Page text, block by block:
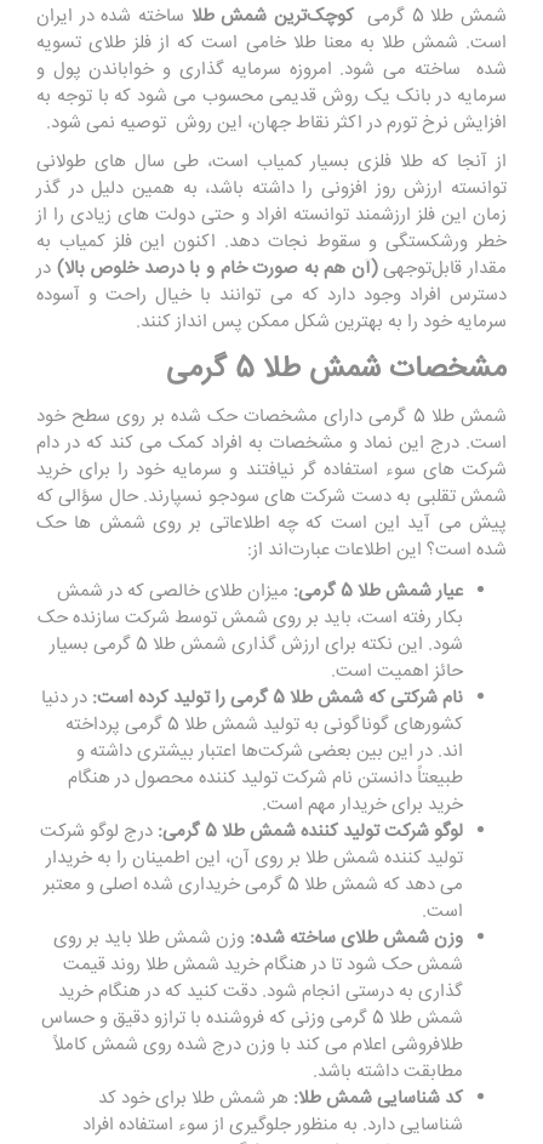
شمش طلا 5 گرمی کوچک‌ترین شمش طلا ساخته شده در ایران
است. شمش طلا به معنا طلا خامی است که از فلز طلای تسویه
شده ساخته می ‌شود. امروزه سرمایه‌ گذاری و خواباندن پول و
سرمایه در بانک یک روش قدیمی محسوب می ‌شود که با توجه ‌به
افزایش نرخ تورم در اکثر نقاط جهان، این روش توصیه نمی ‌شود.
از آنجا که طلا فلزی بسیار کمیاب است، طی سال ‌های طولانی
توانسته ارزش روز افزونی را داشته باشد، به همین دلیل در گذر
زمان این فلز ارزشمند توانسته افراد و حتی دولت ‌های زیادی را از
خطر ورشکستگی و سقوط نجات دهد. اکنون این فلز کمیاب به
مقدار قابل‌توجهی(آن هم به ‌صورت خام و با درصد خلوص بالا) در
دسترس افراد وجود دارد که می ‌توانند با خیال راحت و آسوده
سرمایه خود را به بهترین شکل ممکن پس ‌انداز کنند.
مشخصات شمش طلا 5 گرمی
شمش طلا 5 گرمی دارای مشخصات حک شده بر روی سطح خود
است. درج این نماد و مشخصات به افراد کمک می ‌کند که در دام
شرکت‌ های سوء استفاده ‌گر نیافتند و سرمایه خود را برای خرید
شمش تقلبی به دست شرکت ‌های سودجو نسپارند. حال سؤالی که
پیش می ‌آید این است که چه اطلاعاتی بر روی شمش ‌ها حک
شده است؟ این اطلاعات عبارت‌اند از:
عیار شمش طلا 5 گرمی:
میزان طلای خالصی که در شمش
بکار رفته است، باید بر روی شمش توسط شرکت سازنده حک
شود. این نکته برای ارزش ‌گذاری شمش طلا 5 گرمی بسیار
حائز اهمیت است.
نام شرکتی که شمش طلا 5 گرمی را تولید کرده است:
در دنیا
کشورهای گوناگونی به تولید شمش طلا 5 گرمی پرداخته
‌اند. در این ‌بین بعضی شرکت‌ها اعتبار بیشتری داشته و
طبیعتاً دانستن نام شرکت تولید کننده محصول در هنگام
خرید برای خریدار مهم است.
لوگو شرکت تولید کننده شمش طلا 5 گرمی:
درج لوگو شرکت
تولید کننده شمش طلا بر روی آن، این اطمینان را به خریدار
می ‌دهد که شمش طلا 5 گرمی خریداری شده اصلی و معتبر
است.
وزن شمش طلای ساخته شده: وزن شمش طلا باید بر روی
شمش حک شود تا در هنگام خرید شمش طلا روند قیمت‌
گذاری به ‌درستی انجام شود. دقت کنید که در هنگام خرید
شمش طلا 5 گرمی وزنی که فروشنده با ترازو دقیق و حساس
طلافروشی اعلام می ‌کند با وزن درج شده روی شمش کاملاً
مطابقت داشته باشد.
کد شناسایی شمش طلا: هر شمش طلا برای خود کد
شناسایی دارد. به ‌منظور جلوگیری از سوء استفاده افراد